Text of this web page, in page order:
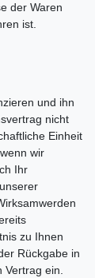
der Waren
ist.
und ihn
nicht
Einheit
wir
Ihr
zu Ihnen
Rückgabe in
Vertrag ein.